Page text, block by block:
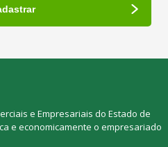
e Empresariais do Estado de
e economicamente o empresariado